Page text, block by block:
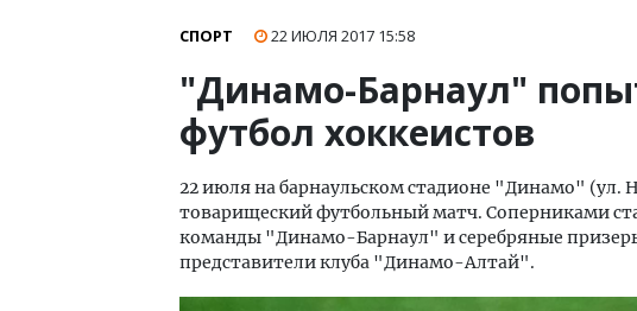
СПОРТ 22 ИЮЛЯ 2017 15:58
"Динамо-Барнаул"
футбол хоккеистов
22 июля на барнаульском стадионе "Динамо" (ул.
товарищеский футбольный матч. Соперниками
команды "Динамо-Барнаул" и серебряные
представители клуба "Динамо-Алтай".